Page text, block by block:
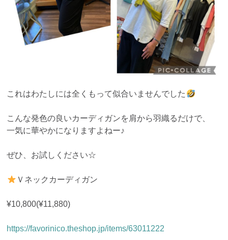
これはわたしには全くもって似合いませんでした
こんな発色の良いカーディガンを肩から羽織るだけで、
一気に華やかになりますよねー♪
ぜひ、お試しください☆
Ｖネックカーディガン
¥10,800(¥11,880)
https://favorinico.theshop.jp/items/63011222